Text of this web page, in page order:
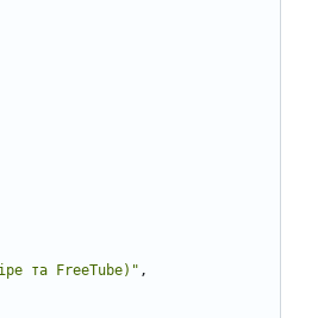
та FreeTube)" ,